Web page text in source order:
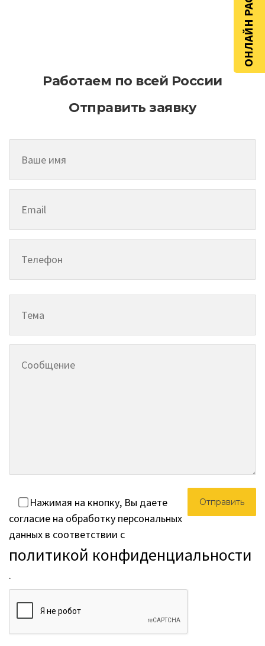
Работаем по всей России
Отправить заявку
Нажимая на кнопку, Вы даете
согласие на обработку персональных
данных в соответствии с
политикой конфиденциальности
.
ОНЛАЙН РАСЧЁТ